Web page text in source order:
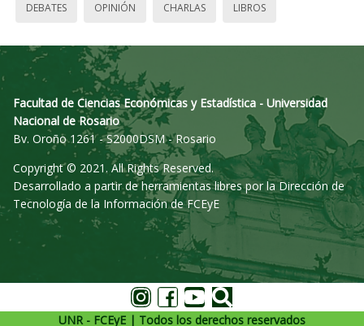
DEBATES OPINIÓN CHARLAS LIBROS
Facultad de Ciencias Económicas y Estadística - Universidad
Nacional de Rosario
Bv. Oroño 1261 - S2000DSM - Rosario
Copyright © 2021. All Rights Reserved.
Desarrollado a partir de herramientas libres por la Dirección de
Tecnología de la Información de FCEyE
UNR - FCEyE | Todos los derechos reservados